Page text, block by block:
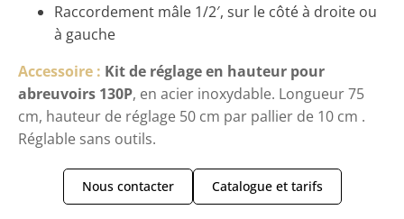
Raccordement mâle 1/2′, sur le côté à droite ou
à gauche
Accessoire : Kit de réglage en hauteur pour
abreuvoirs 130P, en acier inoxydable. Longueur 75
cm, hauteur de réglage 50 cm par pallier de 10 cm .
Réglable sans outils.
Nous contacter Catalogue et tarifs